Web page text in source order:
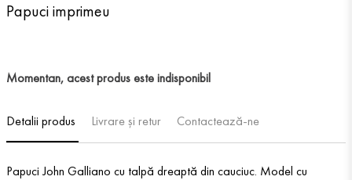
Papuci imprimeu
Momentan, acest produs este indisponibil
Detalii produs Livrare și retur Contactează-ne
Papuci John Galliano cu talpă dreaptă din cauciuc. Model cu